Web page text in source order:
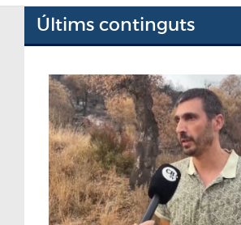
Últims continguts